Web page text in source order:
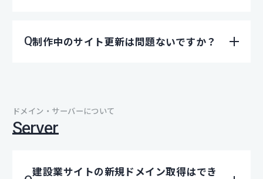
制作中のサイト更新は問題ないですか？
ドメイン・サーバーについて
Server
建設業サイトの新規ドメイン取得はでき